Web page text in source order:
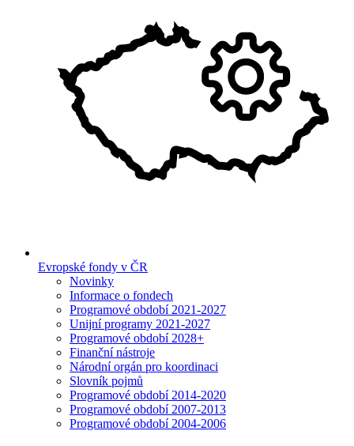
Evropské fondy v ČR
Novinky
Informace o fondech
Programové období 2021-2027
Unijní programy 2021-2027
Programové období 2028+
Finanční nástroje
Národní orgán pro koordinaci
Slovník pojmů
Programové období 2014-2020
Programové období 2007-2013
Programové období 2004-2006